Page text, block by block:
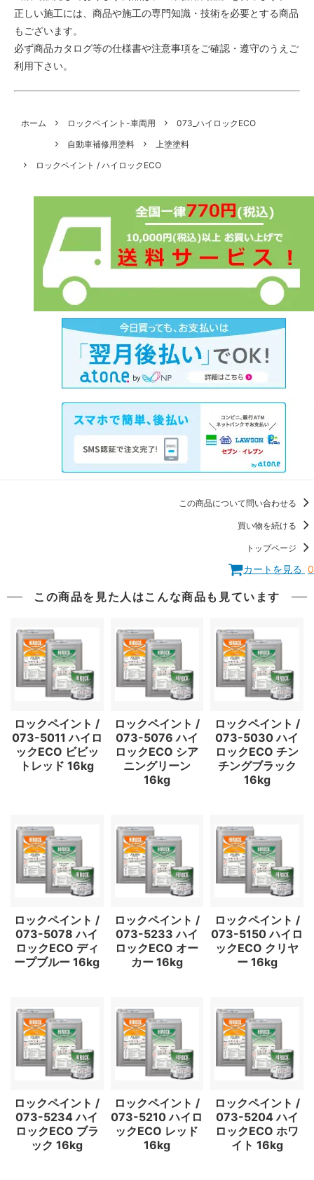
正しい施工には、商品や施工の専門知識・技術を必要とする商品
もございます。
必ず商品カタログ等の仕様書や注意事項をご確認・遵守のうえご
利用下さい。
ホーム ロックペイント-車両用
073_ハイロックECO
自動車補修用塗料
上塗塗料
ロックペイント / ハイロックECO
この商品について問い合わせる
買い物を続ける
トップページ
カートを見る 0
この商品を見た人はこんな商品も見ています
ロックペイント /
073-5011 ハイロ
ックECO ビビッ
トレッド 16kg
ロックペイント /
073-5076 ハイ
ロックECO シア
ニングリーン
16kg
ロックペイント /
073-5030 ハイ
ロックECO チン
チングブラック
16kg
ロックペイント /
073-5078 ハイ
ロックECO ディ
ープブルー 16kg
ロックペイント /
073-5233 ハイ
ロックECO オー
カー 16kg
ロックペイント /
073-5150 ハイロ
ックECO クリヤ
ー 16kg
ロックペイント /
073-5234 ハイ
ロックECO ブラ
ック 16kg
ロックペイント /
073-5210 ハイロ
ックECO レッド
16kg
ロックペイント /
073-5204 ハイ
ロックECO ホワ
イト 16kg